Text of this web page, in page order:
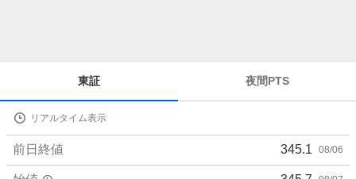
詳
値
東証 夜間PTS
リアルタイム表示
前日終値 345.1 08/06